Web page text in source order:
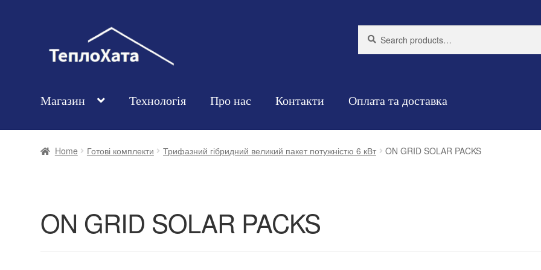
for:
Магазин Технологія Про нас Контакти Оплата та доставка
Home Готові комплекти Трифазний гібридний великий пакет потужністю 6 кВт ON GRID SOLAR PACKS
ON GRID SOLAR PACKS